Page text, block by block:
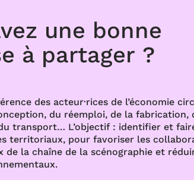
une bonne
à partager ?
des acteur·rices de l’économie
du réemploi, de la fabrication,
transport… L’objectif : identifier et
territoriaux, pour favoriser les
de la chaîne de la scénographie et